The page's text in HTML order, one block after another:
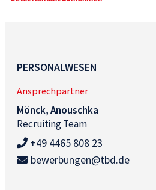
PERSONALWESEN
Ansprechpartner
Mönck, Anouschka
Recruiting Team
+49 4465 808 23
bewerbungen@tbd.de